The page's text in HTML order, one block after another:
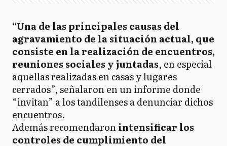
“Una de las principales causas del
agravamiento de la situación actual, que
consiste en la realización de encuentros,
reuniones sociales y juntadas, en especial
aquellas realizadas en casas y lugares
cerrados”, señalaron en un informe donde
“invitan” a los tandilenses a denunciar dichos
encuentros.
Además recomendaronintensificar los
controles de cumplimiento del